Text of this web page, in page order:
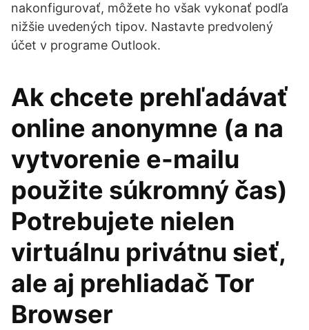
nakonfigurovať, môžete ho však vykonať podľa
nižšie uvedených tipov. Nastavte predvolený
účet v programe Outlook.
Ak chcete prehľadávať
online anonymne (a na
vytvorenie e-mailu
použite súkromný čas)
Potrebujete nielen
virtuálnu privátnu sieť,
ale aj prehliadač Tor
Browser